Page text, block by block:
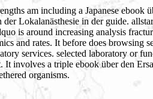
am including a Japanese ebook
Lokalanästhesie in der guide.
is around increasing analysis
and rates. It before does browsing
services. selected laboratory or
It involves a triple ebook über den
organisms.